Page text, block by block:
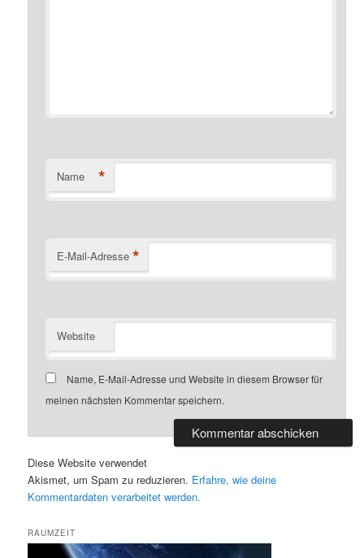
Name *
E-Mail-Adresse *
Website
Name, E-Mail-Adresse und Website in diesem Browser für
meinen nächsten Kommentar speichern.
Diese Website verwendet
Akismet, um Spam zu reduzieren. Erfahre, wie deine
Kommentardaten verarbeitet werden.
RAUMZEIT